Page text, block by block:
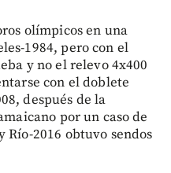
olímpicos en una
1984, pero con el
y no el relevo 4x400
con el doblete
después de la
por un caso de
Río-2016 obtuvo sendos